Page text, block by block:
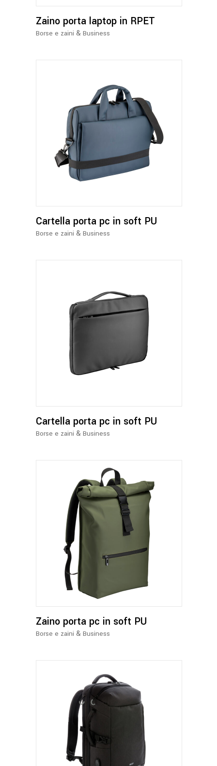
Zaino porta laptop in RPET
Borse e zaini & Business
Cartella porta pc in soft PU
Borse e zaini & Business
più
opzioni
possono
essere
pagina
del
prodotto
Cartella porta pc in soft PU
Borse e zaini & Business
Questo
prodotto
ha
Le
opzioni
possono
essere
del
prodotto
Zaino porta pc in soft PU
Borse e zaini & Business